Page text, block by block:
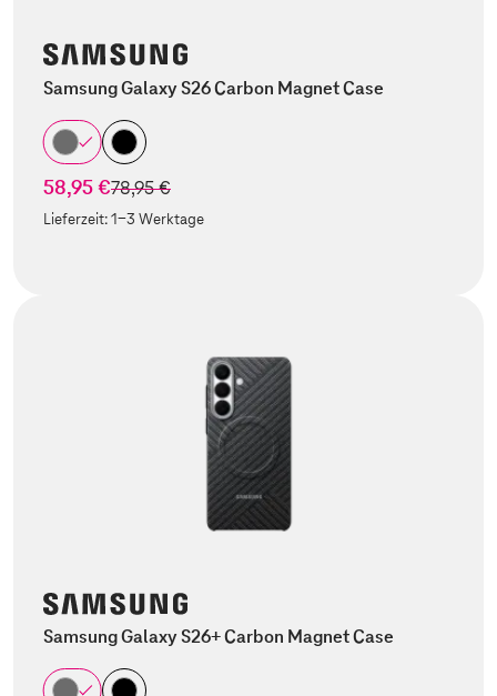
Samsung Galaxy S26 Carbon Magnet Case
58,95 €statt
78,95 €
Lieferzeit:1-3 Werktage
Samsung Galaxy S26+ Carbon Magnet Case